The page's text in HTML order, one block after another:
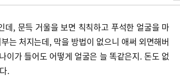
데, 문득 거울을 보면 칙칙하고 푸석한 얼굴을 마
는 처지는데, 막을 방법이 없으니 애써 외면해버
이가 들어도 어떻게 얼굴은 늘 똑같은지. 돈도 없
.